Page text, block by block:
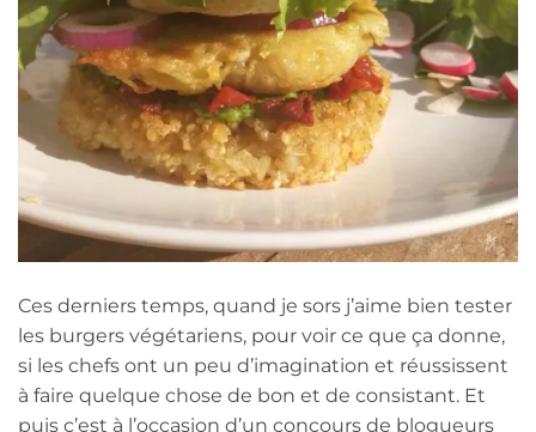
Ces derniers temps, quand je sors j’aime bien tester
les burgers végétariens, pour voir ce que ça donne,
si les chefs ont un peu d’imagination et réussissent
à faire quelque chose de bon et de consistant. Et
puis c’est à l’occasion d’un concours de blogueurs